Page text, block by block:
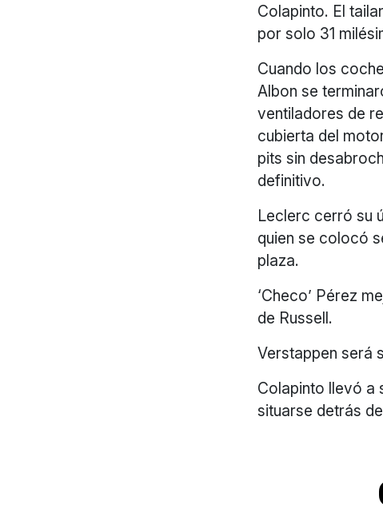
Colapinto. El
por solo 31
Cuando los
Albon se
ventiladores de
cubierta del
pits sin
definitivo.
Leclerc cerró su
quien se colocó
plaza.
‘Checo’ Pérez
de Russell.
Verstappen será
Colapinto llevó a
situarse detrás